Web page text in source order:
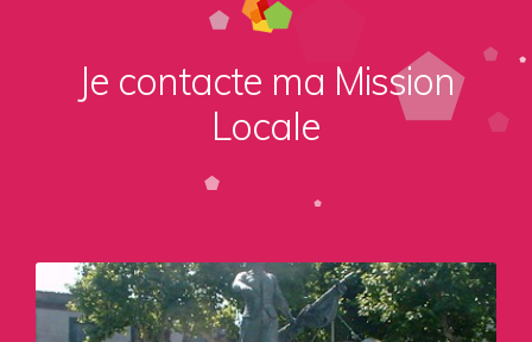
Je contacte ma Mission
Locale